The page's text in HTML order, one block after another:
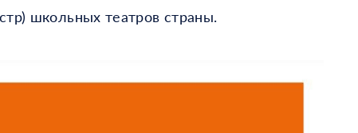
школьных театров страны.